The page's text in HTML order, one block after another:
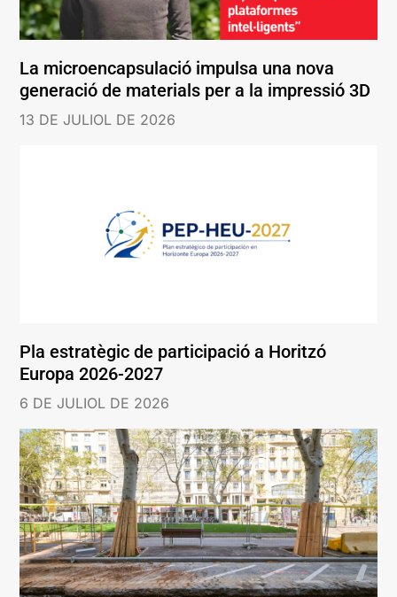
La microencapsulació impulsa una nova
generació de materials per a la impressió 3D
13 DE JULIOL DE 2026
Pla estratègic de participació a Horitzó
Europa 2026-2027
6 DE JULIOL DE 2026